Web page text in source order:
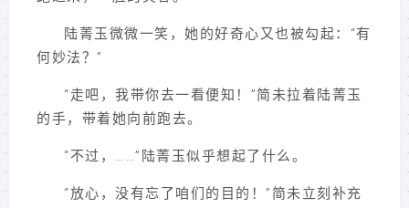
陆菁玉微微一笑，她的好奇心又也被勾起：“有
何妙法？”
“走吧，我带你去一看便知！”简未拉着陆菁玉
的手，带着她向前跑去。
“不过，……”陆菁玉似乎想起了什么。
“放心，没有忘了咱们的目的！”简未立刻补充